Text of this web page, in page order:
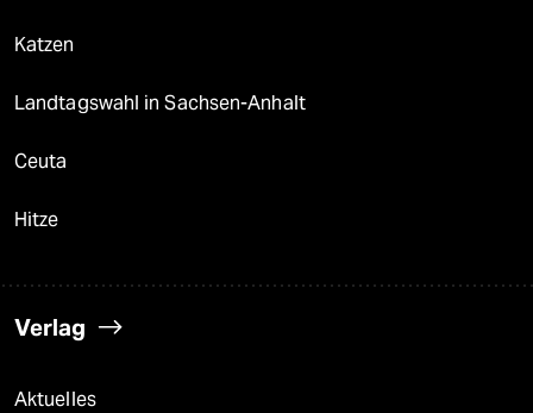
Katzen
Landtagswahl in Sachsen-Anhalt
Ceuta
Hitze
Verlag
Aktuelles